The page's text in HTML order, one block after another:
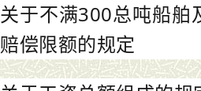
关于不满300总吨船舶
赔偿限额的规定